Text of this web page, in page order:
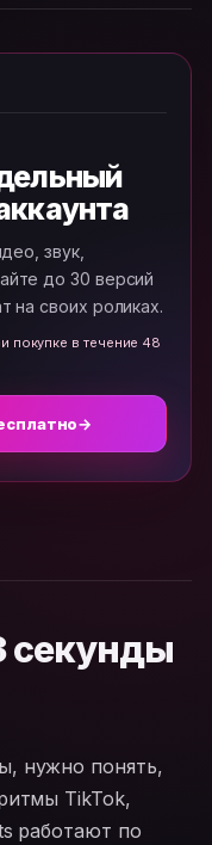
звук,
до 30 версий
на своих роликах.
покупке в течение 48
→
секунды
нужно понять,
TikTok,
работают по